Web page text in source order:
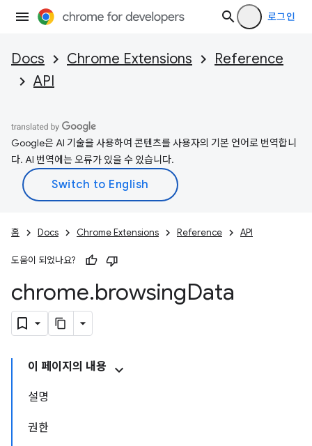
로그인
Docs Chrome Extensions
Reference
API
Google은 AI 기술을 사용하여 콘텐츠를 사용자의 기본 언어로 번역합니
다. AI 번역에는 오류가 있을 수 있습니다.
홈 Docs Chrome Extensions Reference API
도움이 되었나요?
chrome.browsingData
이 페이지의 내용
설명
권한